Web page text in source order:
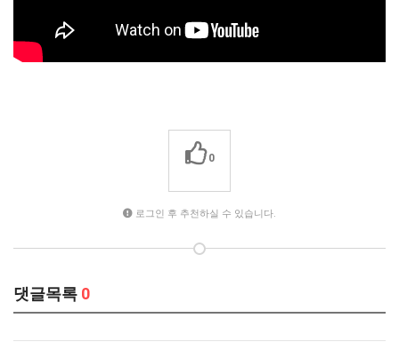
0
로그인 후 추천하실 수 있습니다.
댓글목록 0